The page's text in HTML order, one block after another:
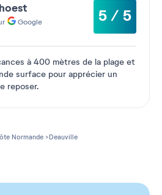
Google 5 / 5
à 400 mètres de la plage et
surface pour apprécier un
reposer.
Normande
Deauville